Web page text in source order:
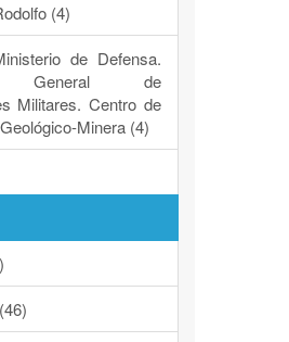
(4)
de Defensa.
General de
Militares. Centro de
Minera (4)